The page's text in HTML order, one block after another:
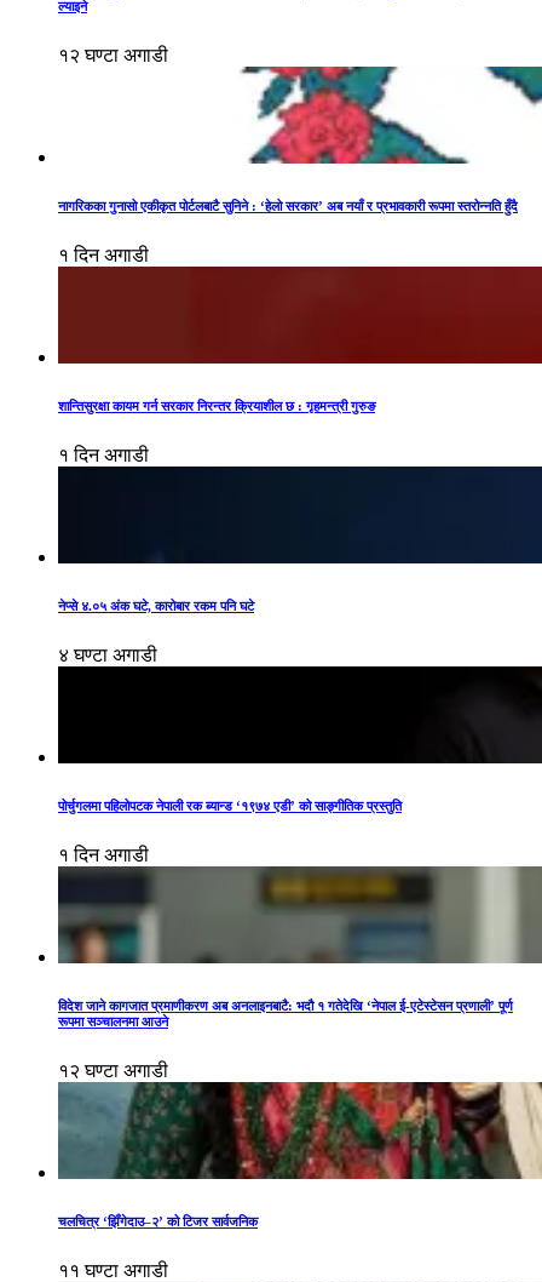
ल्याइने
१२ घण्टा अगाडी
नागरिकका गुनासो एकीकृत पोर्टलबाटै सुनिने : ‘हेलो सरकार’ अब नयाँ र प्रभावकारी रूपमा स्तरोन्नति हुँदै
१ दिन अगाडी
शान्तिसुरक्षा कायम गर्न सरकार निरन्तर क्रियाशील छ : गृहमन्त्री गुरुङ
१ दिन अगाडी
नेप्से ४.०५ अंक घटे, कारोबार रकम पनि घटे
४ घण्टा अगाडी
पोर्चुगलमा पहिलोपटक नेपाली रक ब्यान्ड ‘१९७४ एडी’ को साङ्गीतिक प्रस्तुति
१ दिन अगाडी
विदेश जाने कागजात प्रमाणीकरण अब अनलाइनबाटै: भदौ १ गतेदेखि ‘नेपाल ई-एटेस्टेसन प्रणाली’ पूर्ण
रूपमा सञ्चालनमा आउने
१२ घण्टा अगाडी
चलचित्र ‘झिँगेदाउ–२’ को टिजर सार्वजनिक
११ घण्टा अगाडी